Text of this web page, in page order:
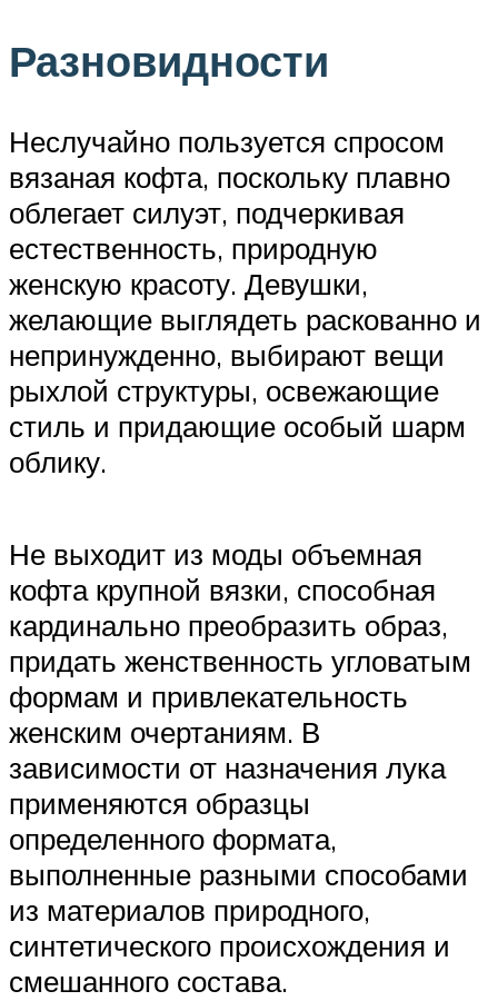
Разновидности
Неслучайно пользуется спросом
вязаная кофта, поскольку плавно
облегает силуэт, подчеркивая
естественность, природную
женскую красоту. Девушки,
желающие выглядеть раскованно и
непринужденно, выбирают вещи
рыхлой структуры, освежающие
стиль и придающие особый шарм
облику.
Не выходит из моды объемная
кофта крупной вязки, способная
кардинально преобразить образ,
придать женственность угловатым
формам и привлекательность
женским очертаниям. В
зависимости от назначения лука
применяются образцы
определенного формата,
выполненные разными способами
из материалов природного,
синтетического происхождения и
смешанного состава.